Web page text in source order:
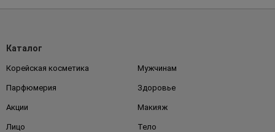
Каталог
Корейская косметика Мужчинам
Парфюмерия Здоровье
Акции Макияж
Лицо Тело